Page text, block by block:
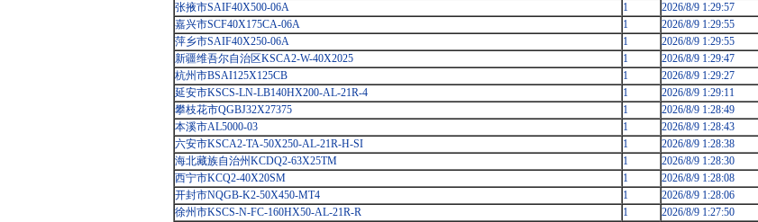
张掖市SAIF40X500-06A
1 2026/8/9 1:29:57
嘉兴市SCF40X175CA-06A
1 2026/8/9 1:29:55
萍乡市SAIF40X250-06A
1 2026/8/9 1:29:55
新疆维吾尔自治区KSCA2-W-40X2025
1 2026/8/9 1:29:47
杭州市BSAI125X125CB
1 2026/8/9 1:29:27
延安市KSCS-LN-LB140HX200-AL-21R-4
1 2026/8/9 1:29:11
攀枝花市QGBJ32X27375
1 2026/8/9 1:28:49
本溪市AL5000-03
1 2026/8/9 1:28:43
六安市KSCA2-TA-50X250-AL-21R-H-SI
1 2026/8/9 1:28:38
海北藏族自治州KCDQ2-63X25TM
1 2026/8/9 1:28:30
西宁市KCQ2-40X20SM
1 2026/8/9 1:28:08
开封市NQGB-K2-50X450-MT4
1 2026/8/9 1:28:06
徐州市KSCS-N-FC-160HX50-AL-21R-R
1 2026/8/9 1:27:50